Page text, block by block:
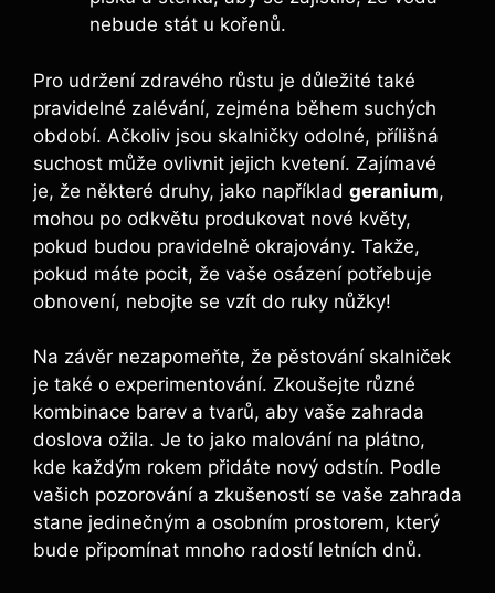
nebude stát u kořenů.
Pro udržení zdravého růstu je důležité také
pravidelné zalévání, zejména během suchých
období. Ačkoliv jsou skalničky odolné, přílišná
suchost může ovlivnit jejich kvetení. Zajímavé
je, že některé druhy, jako například geranium,
mohou po odkvětu produkovat nové květy,
pokud budou pravidelně okrajovány. Takže,
pokud máte pocit, že vaše osázení potřebuje
obnovení, nebojte se vzít do ruky nůžky!
Na závěr nezapomeňte, že pěstování skalniček
je také o experimentování. Zkoušejte různé
kombinace barev a tvarů, aby vaše zahrada
doslova ožila. Je to jako malování na plátno,
kde každým rokem přidáte nový odstín. Podle
vašich pozorování a zkušeností se vaše zahrada
stane jedinečným a osobním prostorem, který
bude připomínat mnoho radostí letních dnů.